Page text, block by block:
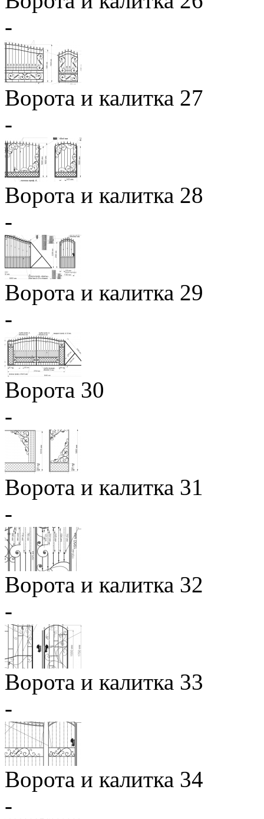
-
Ворота и калитка 27
-
Ворота и калитка 28
-
Ворота и калитка 29
-
Ворота 30
-
Ворота и калитка 31
-
Ворота и калитка 32
-
Ворота и калитка 33
-
Ворота и калитка 34
-